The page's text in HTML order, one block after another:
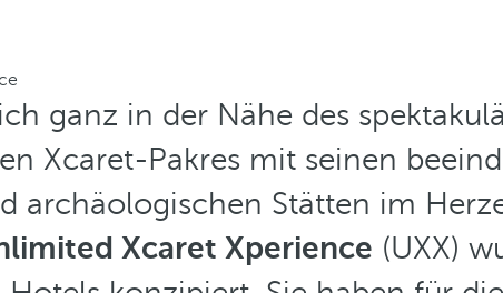
ganz in der Nähe des
Xcaret-Pakres mit seinen
archäologischen Stätten im
Xcaret Xperience (UXX)